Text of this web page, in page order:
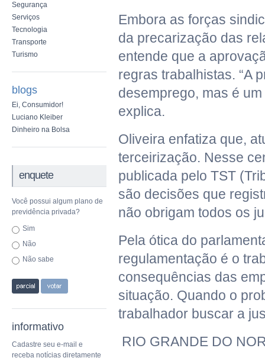
Segurança
Serviços
Tecnologia
Transporte
Turismo
blogs
Ei, Consumidor!
Luciano Kleiber
Dinheiro na Bolsa
enquete
Você possui algum plano de
previdência privada?
Sim
Não
Não sabe
informativo
Cadastre seu e-mail e
receba notícias diretamente
Embora as forças
da precarização das
entende que a
regras trabalhistas. “A
desemprego, mas é
explica.
Oliveira enfatiza que,
terceirização. Nesse
publicada pelo TST
são decisões que
não obrigam todos os
Pela ótica do
regulamentação é o
consequências das
situação. Quando o
trabalhador buscar a
RIO GRANDE DO